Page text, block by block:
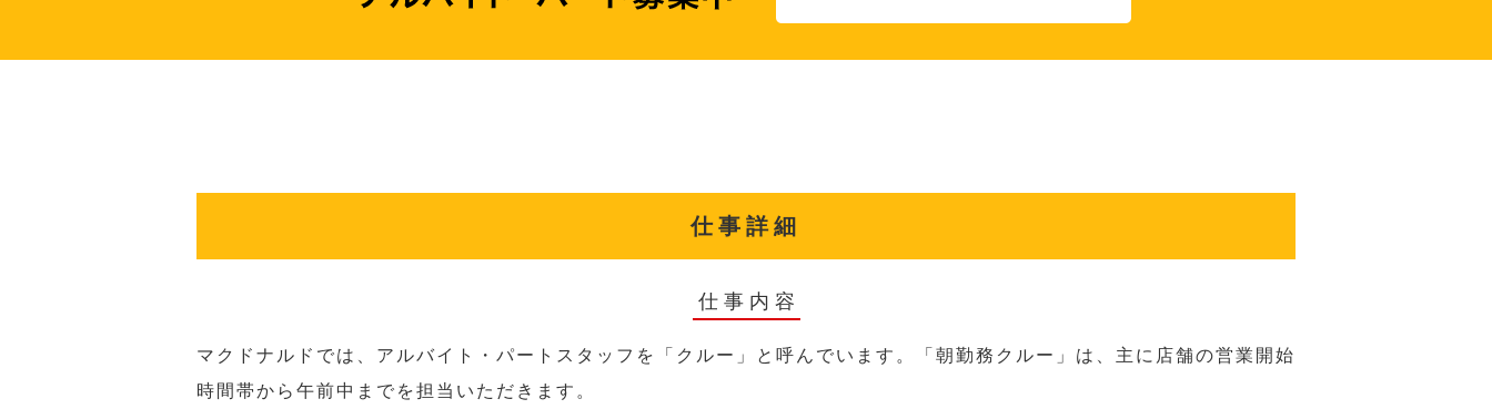
仕事詳細
仕事内容
マクドナルドでは、アルバイト・パートスタッフを「クルー」と呼んでいます。「朝勤務クルー」は、主に店舗の営業開始
時間帯から午前中までを担当いただきます。